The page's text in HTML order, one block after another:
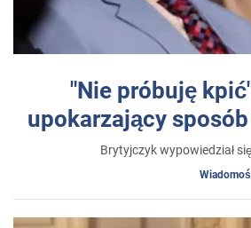
"Nie próbuję
upokarzający
Brytyjczyk wypowiedział